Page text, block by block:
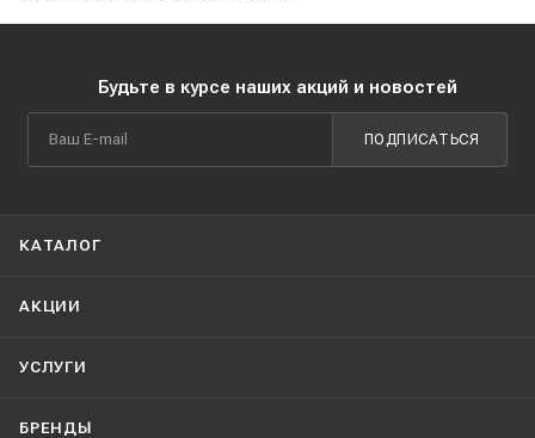
Будьте в курсе наших акций и новостей
ПОДПИСАТЬСЯ
КАТАЛОГ
АКЦИИ
УСЛУГИ
БРЕНДЫ